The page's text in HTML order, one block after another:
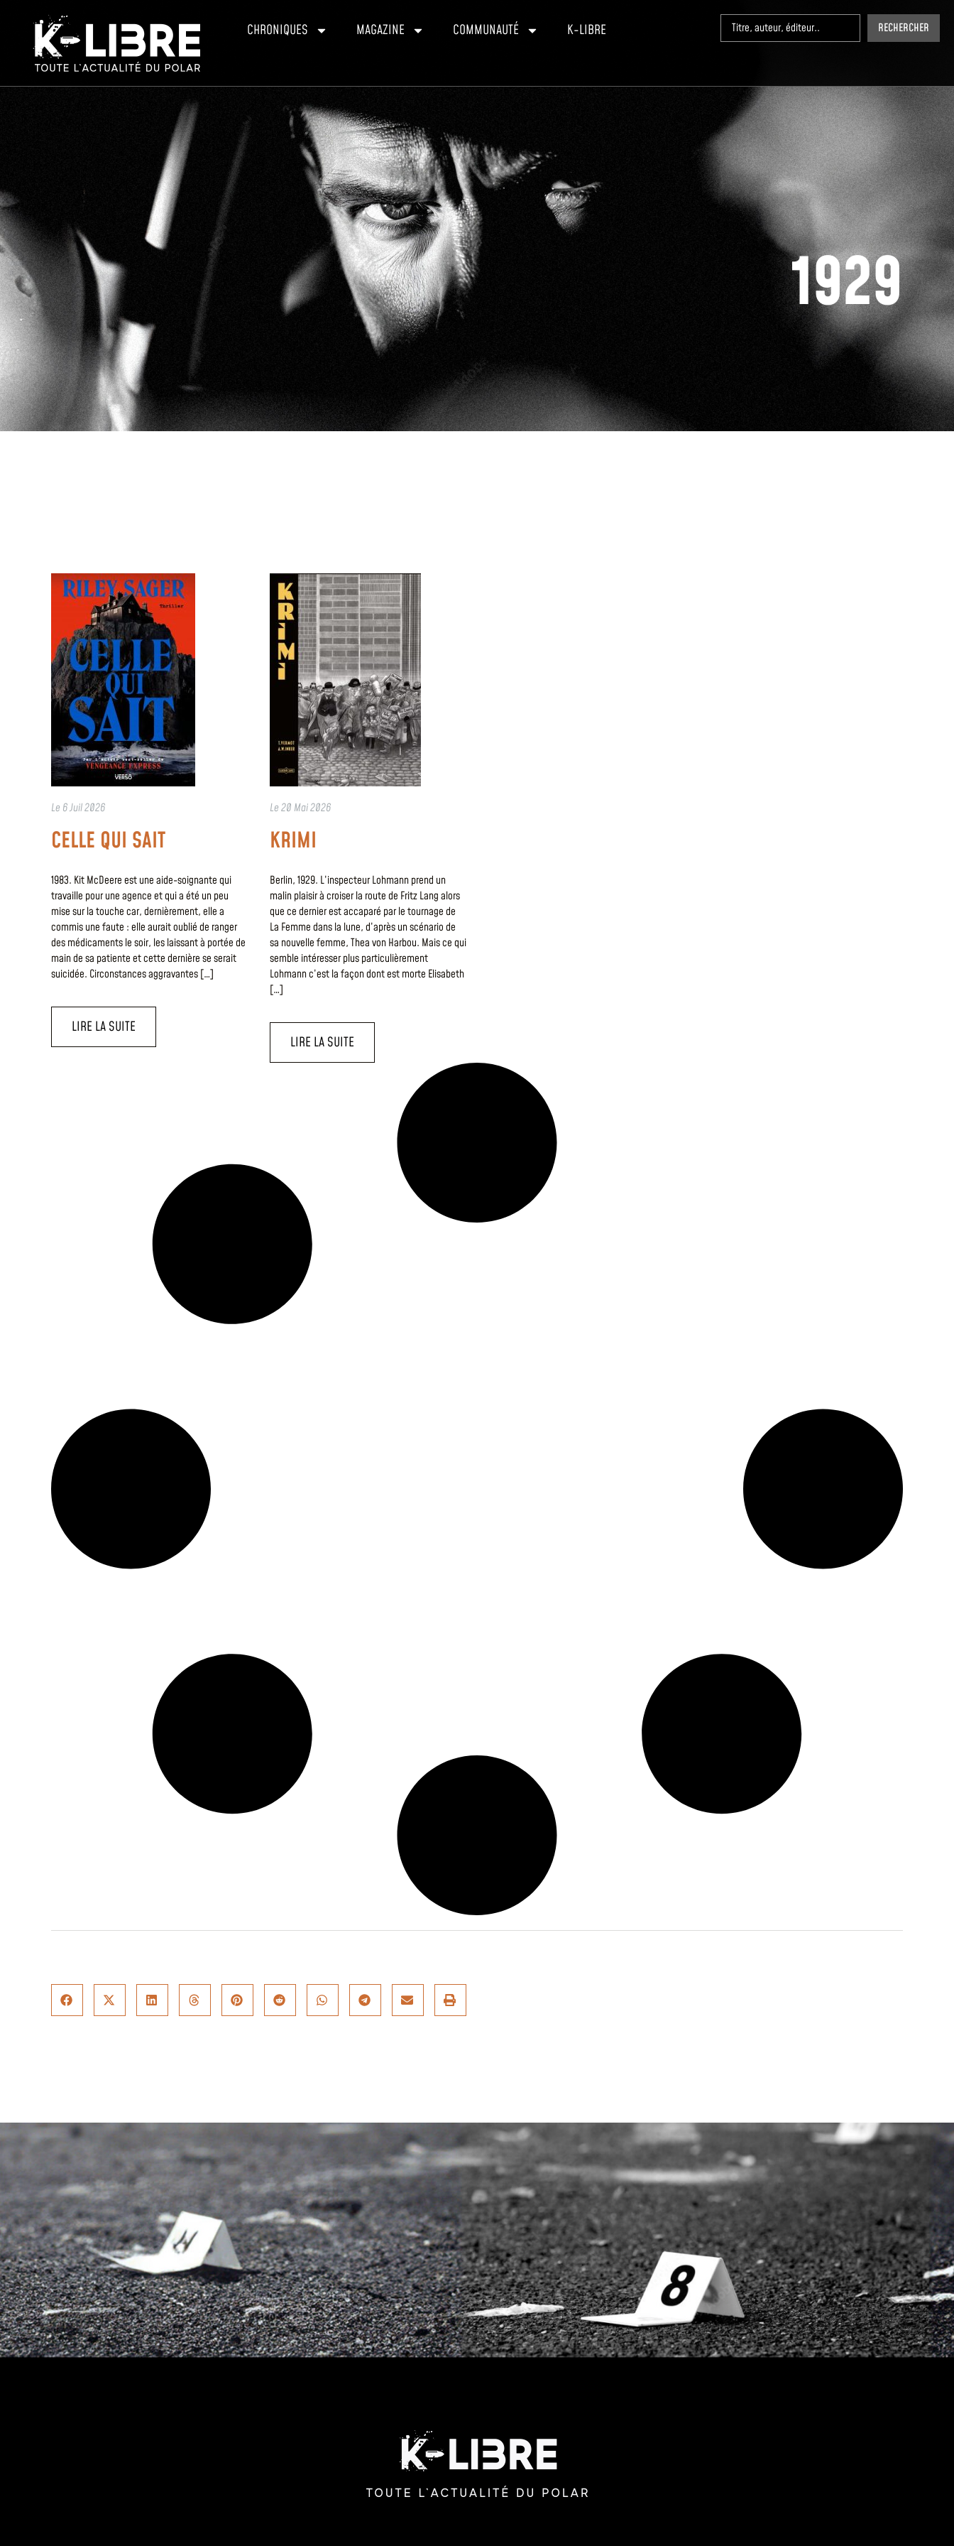
CHRONIQUES MAGAZINE COMMUNAUTÉ K-LIBRE RECHERCHER
1929
Le 6 Juil 2026
CELLE QUI SAIT
1983. Kit McDeere est une aide-soignante qui
travaille pour une agence et qui a été un peu
mise sur la touche car, dernièrement, elle a
commis une faute : elle aurait oublié de ranger
des médicaments le soir, les laissant à portée de
main de sa patiente et cette dernière se serait
suicidée. Circonstances aggravantes […]
LIRE LA SUITE
Le20 Mai 2026
KRIMI
Berlin, 1929. L’inspecteur Lohmann prend un
malin plaisir à croiser la route de Fritz Lang alors
que ce dernier est accaparé par le tournage de
La Femme dans la lune, d’après un scénario de
sa nouvelle femme, Thea von Harbou. Mais ce qui
semble intéresser plus particulièrement
Lohmann c’est la façon dont est morte Elisabeth
[…]
LIRE LA SUITE